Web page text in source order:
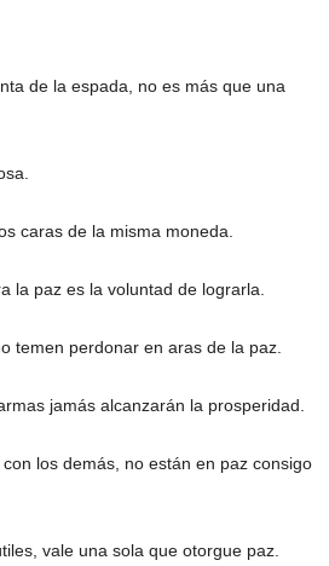
de la espada, no es más que una
caras de la misma moneda.
la paz es la voluntad de lograrla.
temen perdonar en aras de la paz.
jamás alcanzarán la prosperidad.
los demás, no están en paz consigo
vale una sola que otorgue paz.